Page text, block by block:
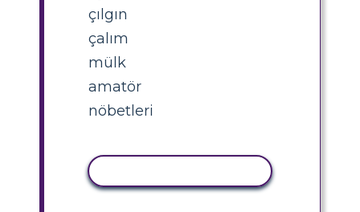
çılgın
çalım
mülk
amatör
nöbetleri